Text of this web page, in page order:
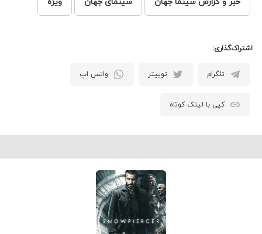
اشتراک‌گذاری:
تلگرام توییتر واتس اپ
کپی با لینک کوتاه